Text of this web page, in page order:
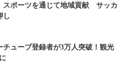
スポーツを通じて地域貢献 サッカ
し
チューブ登録者が3万人突破！観光